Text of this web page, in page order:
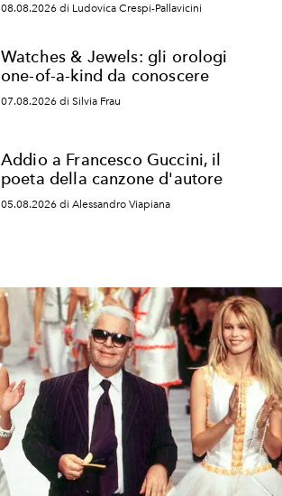
08.08.2026 di Ludovica Crespi-Pallavicini
Watches & Jewels: gli orologi
one-of-a-kind da conoscere
07.08.2026 di Silvia Frau
Addio a Francesco Guccini, il
poeta della canzone d'autore
05.08.2026 di Alessandro Viapiana